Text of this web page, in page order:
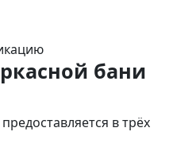
бани
в трёх